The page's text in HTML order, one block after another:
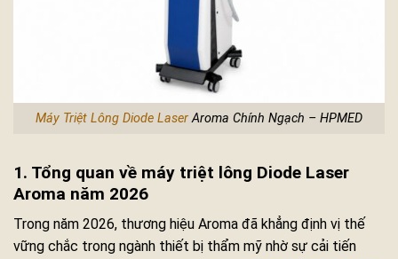
Máy Triệt Lông Diode LaserAroma Chính Ngạch – HPMED
1. Tổng quan về máy triệt lông Diode Laser
Aroma năm 2026
Trong năm 2026, thương hiệu Aroma đã khẳng định vị thế
vững chắc trong ngành thiết bị thẩm mỹ nhờ sự cải tiến